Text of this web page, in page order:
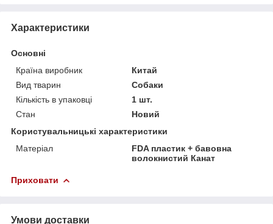
Характеристики
Основні
Країна виробник
Китай
Вид тварин
Собаки
Кількість в упаковці
1 шт.
Стан
Новий
Користувальницькі характеристики
Матеріал
FDA пластик + бавовна
волокнистий Канат
Приховати
Умови доставки